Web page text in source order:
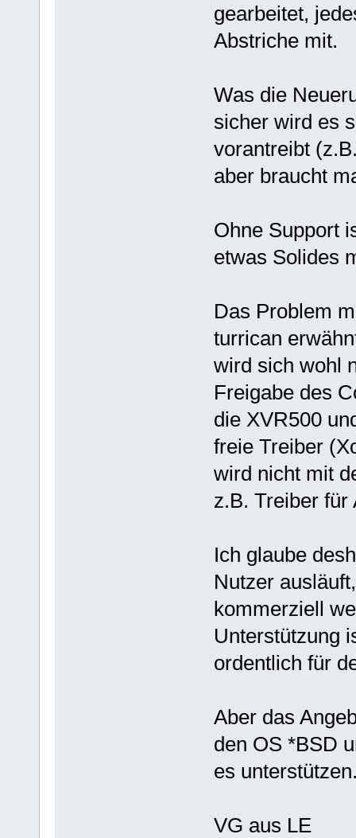
gearbeitet,
Abstriche mit.
Was die
sicher wird es
vorantreibt
aber braucht
Ohne Support
etwas Solides
Das Problem
turrican
wird sich wohl
Freigabe des
die XVR500
freie Treiber
wird nicht mit
z.B. Treiber für
Ich glaube
Nutzer
kommerziell
Unterstützung
ordentlich für
Aber das
den OS *BSD
es
VG aus LE